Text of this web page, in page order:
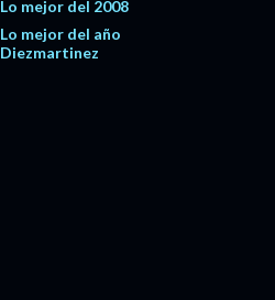
Lo mejor del 2008
Lo mejor del año
Diezmartinez